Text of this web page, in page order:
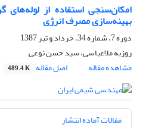
امکان‌سنجی استفاده از
بهینه‌سازی مصرف انرژی
دوره 7، شماره 34، خرداد و تیر 1387
روزبه ملاعباسی، سید حسن نوعی
مشاهده مقاله
اصل مقاله 489.4 K
مقالات آماده انتشار